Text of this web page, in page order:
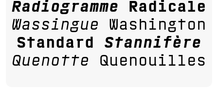
Radiogramme
Radicale
Wassingue Washington
Standard Stannifère
Quenotte Quenouilles